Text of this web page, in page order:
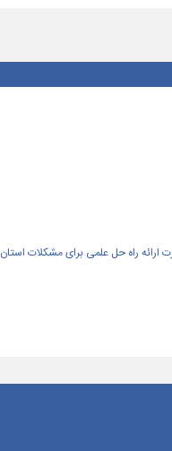
ارائه راه حل علمی برای مشکلات استان